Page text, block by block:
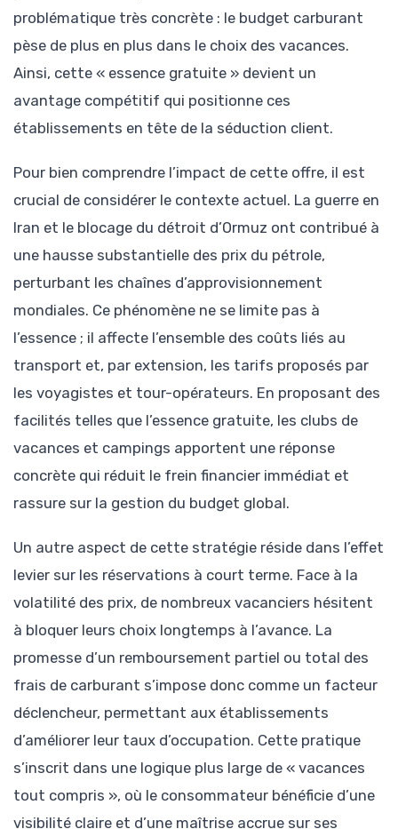
problématique très concrète : le budget carburant
pèse de plus en plus dans le choix des vacances.
Ainsi, cette « essence gratuite » devient un
avantage compétitif qui positionne ces
établissements en tête de la séduction client.
Pour bien comprendre l’impact de cette offre, il est
crucial de considérer le contexte actuel. La guerre en
Iran et le blocage du détroit d’Ormuz ont contribué à
une hausse substantielle des prix du pétrole,
perturbant les chaînes d’approvisionnement
mondiales. Ce phénomène ne se limite pas à
l’essence ; il affecte l’ensemble des coûts liés au
transport et, par extension, les tarifs proposés par
les voyagistes et tour-opérateurs. En proposant des
facilités telles que l’essence gratuite, les clubs de
vacances et campings apportent une réponse
concrète qui réduit le frein financier immédiat et
rassure sur la gestion du budget global.
Un autre aspect de cette stratégie réside dans l’effet
levier sur les réservations à court terme. Face à la
volatilité des prix, de nombreux vacanciers hésitent
à bloquer leurs choix longtemps à l’avance. La
promesse d’un remboursement partiel ou total des
frais de carburant s’impose donc comme un facteur
déclencheur, permettant aux établissements
d’améliorer leur taux d’occupation. Cette pratique
s’inscrit dans une logique plus large de « vacances
tout compris », où le consommateur bénéficie d’une
visibilité claire et d’une maîtrise accrue sur ses